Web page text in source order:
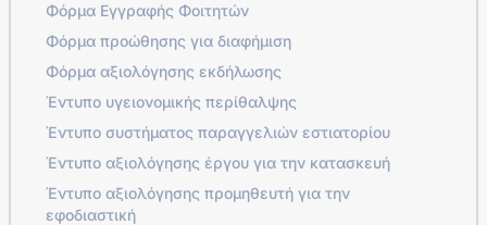
Φόρμα Εγγραφής Φοιτητών
Φόρμα προώθησης για διαφήμιση
Φόρμα αξιολόγησης εκδήλωσης
Έντυπο υγειονομικής περίθαλψης
Έντυπο συστήματος παραγγελιών εστιατορίου
Έντυπο αξιολόγησης έργου για την κατασκευή
Έντυπο αξιολόγησης προμηθευτή για την
εφοδιαστική